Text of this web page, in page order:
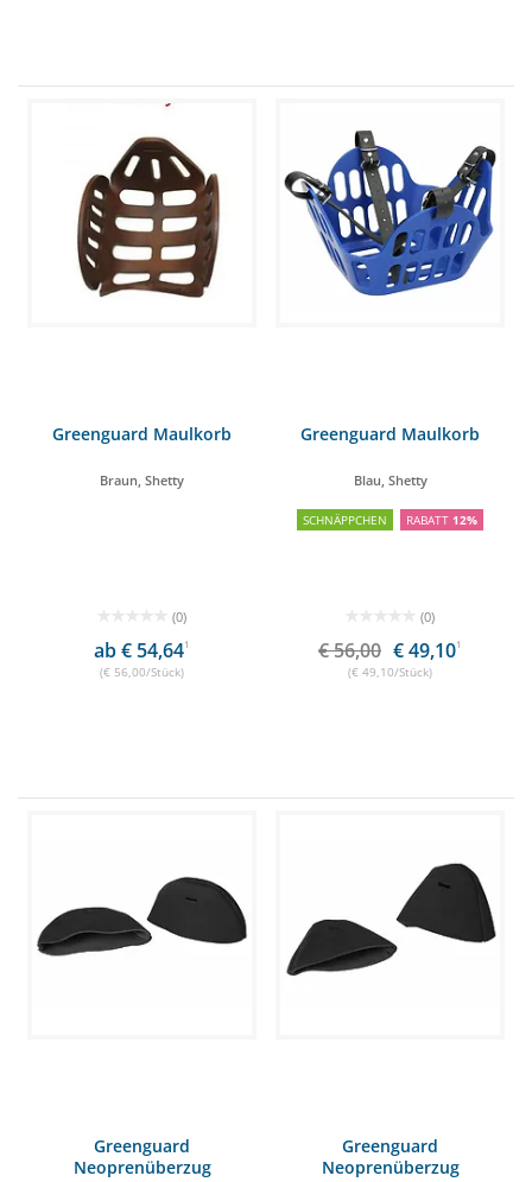
Greenguard Maulkorb
Braun, Shetty
(0)
ab € 54,641
(€ 56,00/Stück)
Greenguard Maulkorb
Blau, Shetty
SCHNÄPPCHEN RABATT 12%
(0)
€ 56,00 € 49,101
(€ 49,10/Stück)
Greenguard
Neoprenüberzug
Greenguard
Neoprenüberzug